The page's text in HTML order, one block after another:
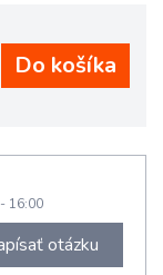
16:00
otázku